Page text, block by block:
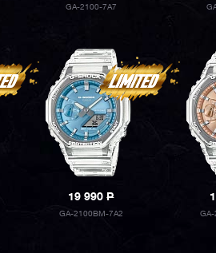
GA-2100-7A7
19 990P
GA-2100BM-7A2